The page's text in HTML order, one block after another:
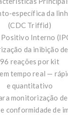
específica da
(CDC Triffid)
Interno
da inibição
96 reações por kit
tempo real —
e quantitativo
monitorização
conformidade de